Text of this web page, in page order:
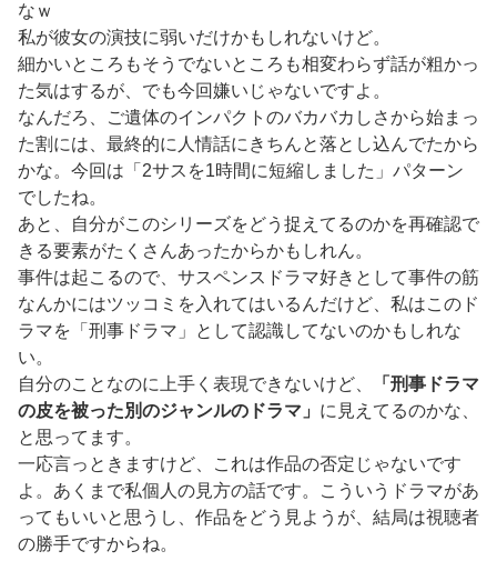
なｗ
私が彼女の演技に弱いだけかもしれないけど。
細かいところもそうでないところも相変わらず話が粗かっ
た気はするが、でも今回嫌いじゃないですよ。
なんだろ、ご遺体のインパクトのバカバカしさから始まっ
た割には、最終的に人情話にきちんと落とし込んでたから
かな。今回は「2サスを1時間に短縮しました」パターン
でしたね。
あと、自分がこのシリーズをどう捉えてるのかを再確認で
きる要素がたくさんあったからかもしれん。
事件は起こるので、サスペンスドラマ好きとして事件の筋
なんかにはツッコミを入れてはいるんだけど、私はこのド
ラマを「刑事ドラマ」として認識してないのかもしれな
い。
自分のことなのに上手く表現できないけど、
「刑事ドラマ
の皮を被った別のジャンルのドラマ」 に見えてるのかな、
と思ってます。
一応言っときますけど、これは作品の否定じゃないです
よ。あくまで私個人の見方の話です。こういうドラマがあ
ってもいいと思うし、作品をどう見ようが、結局は視聴者
の勝手ですからね。